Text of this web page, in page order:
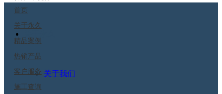
关于我们
首页
关于永久
精品案例
热销产品
客户服务
施工查询